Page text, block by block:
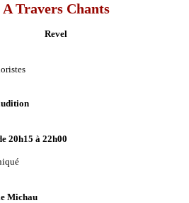
A Travers Chants
Revel
20h15 à 22h00
Michau